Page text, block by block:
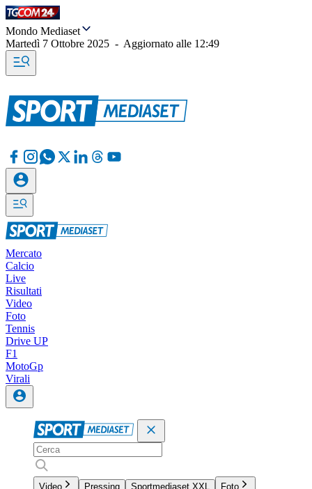
Mondo Mediaset
Martedì 7 Ottobre 2025 - Aggiornato alle 12:49
Mercato
Calcio
Live
Risultati
Video
Foto
Tennis
Drive UP
F1
MotoGp
Virali
Video Pressing Sportmediaset XXL
Foto